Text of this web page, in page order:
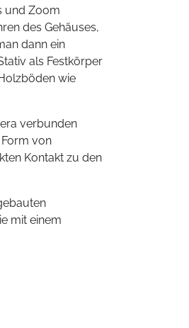
und Zoom
des Gehäuses,
dann ein
als Festkörper
wie
verbunden
von
Kontakt zu den
mit einem